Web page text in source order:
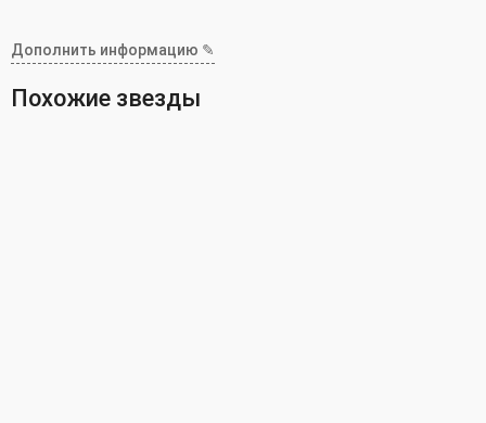
Дополнить информацию ✎
Похожие звезды